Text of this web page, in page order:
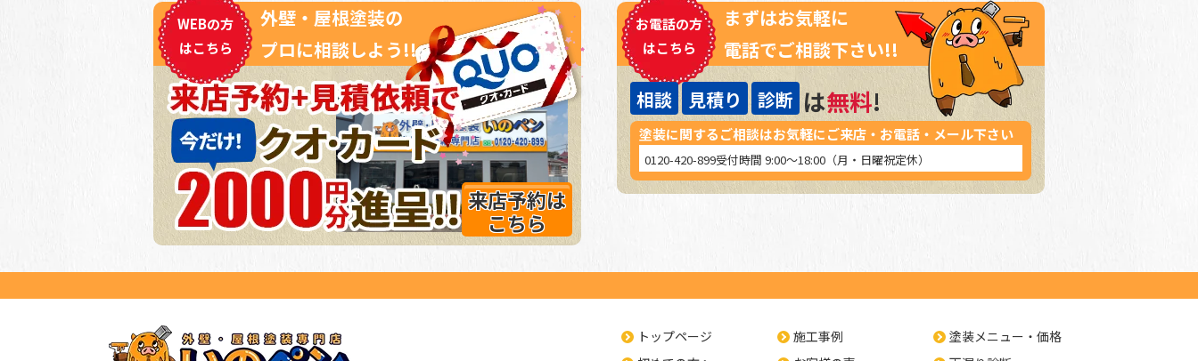
お電話の方
はこちら
まずはお気軽に
電話でご相談下さい!!
相談
見積り 診断 は無料!
塗装に関するご相談はお気軽にご来店・お電話・メール下さい
0120-420-899受付時間 9:00～18:00（月・日曜祝定休）
WEBの方
はこちら
外壁・屋根塗装の
プロに相談しよう!!
来店予約は
こちら
トップページ
施工事例
塗装メニュー・価格